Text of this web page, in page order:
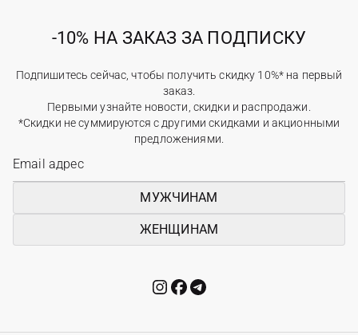
-10% НА ЗАКАЗ ЗА ПОДПИСКУ
Подпишитесь сейчас, чтобы получить скидку 10%* на первый
заказ.
Первыми узнайте новости, скидки и распродажи.
*Скидки не суммируются с другими скидками и акционными
предложениями.
МУЖЧИНАМ
ЖЕНЩИНАМ